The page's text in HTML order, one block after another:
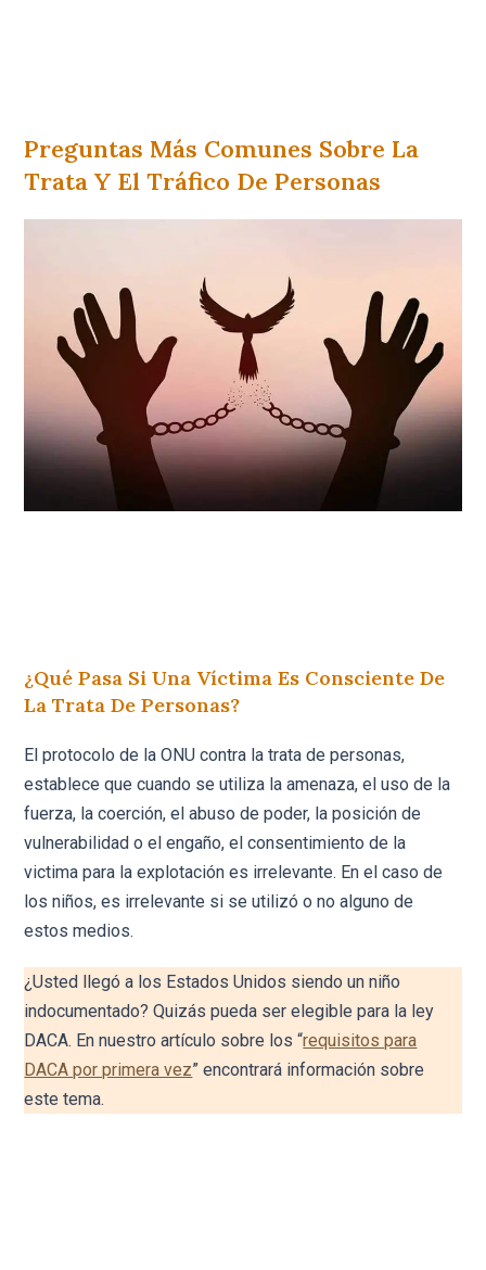
Preguntas Más Comunes Sobre La
Trata Y El Tráfico De Personas
¿Qué Pasa Si Una Víctima Es Consciente De
La Trata De Personas?
El protocolo de la ONU contra la trata de personas,
establece que cuando se utiliza la amenaza, el uso de la
fuerza, la coerción, el abuso de poder, la posición de
vulnerabilidad o el engaño, el consentimiento de la
victima para la explotación es irrelevante. En el caso de
los niños, es irrelevante si se utilizó o no alguno de
estos medios.
¿Usted llegó a los Estados Unidos siendo un niño
indocumentado? Quizás pueda ser elegible para la ley
DACA. En nuestro artículo sobre los “requisitos para
DACA por primera vez” encontrará información sobre
este tema.